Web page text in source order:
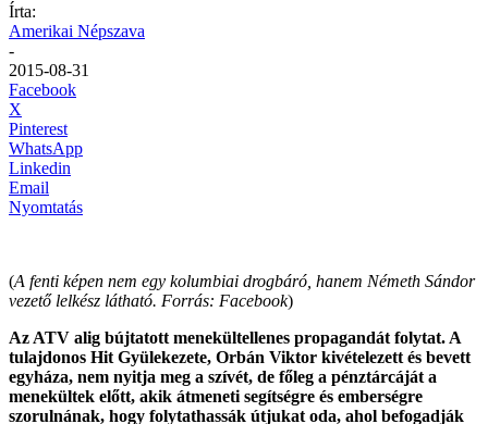
Írta:
Amerikai Népszava
-
2015-08-31
Facebook
X
Pinterest
WhatsApp
Linkedin
Email
Nyomtatás
(A fenti képen nem egy kolumbiai drogbáró, hanem Németh Sándor
vezető lelkész látható. Forrás: Facebook)
Az ATV alig bújtatott menekültellenes propagandát folytat. A
tulajdonos Hit Gyülekezete, Orbán Viktor kivételezett és bevett
egyháza, nem nyitja meg a szívét, de főleg a pénztárcáját a
menekültek előtt, akik átmeneti segítségre és emberségre
szorulnának, hogy folytathassák útjukat oda, ahol befogadják